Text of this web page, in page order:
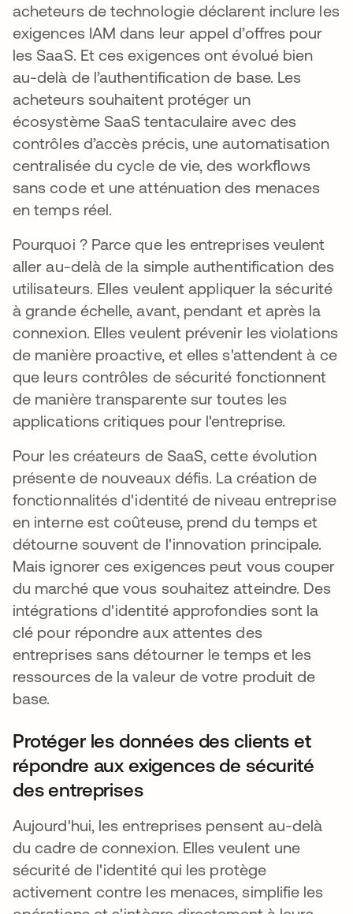
acheteurs de technologie déclarent inclure les
exigences IAM dans leur appel d’offres pour
les SaaS. Et ces exigences ont évolué bien
au-delà de l’authentification de base. Les
acheteurs souhaitent protéger un
écosystème SaaS tentaculaire avec des
contrôles d’accès précis, une automatisation
centralisée du cycle de vie, des workflows
sans code et une atténuation des menaces
en temps réel.
Pourquoi ? Parce que les entreprises veulent
aller au-delà de la simple authentification des
utilisateurs. Elles veulent appliquer la sécurité
à grande échelle, avant, pendant et après la
connexion. Elles veulent prévenir les violations
de manière proactive, et elles s'attendent à ce
que leurs contrôles de sécurité fonctionnent
de manière transparente sur toutes les
applications critiques pour l'entreprise.
Pour les créateurs de SaaS, cette évolution
présente de nouveaux défis. La création de
fonctionnalités d'identité de niveau entreprise
en interne est coûteuse, prend du temps et
détourne souvent de l'innovation principale.
Mais ignorer ces exigences peut vous couper
du marché que vous souhaitez atteindre. Des
intégrations d'identité approfondies sont la
clé pour répondre aux attentes des
entreprises sans détourner le temps et les
ressources de la valeur de votre produit de
base.
Protéger les données des clients et
répondre aux exigences de sécurité
des entreprises
Aujourd'hui, les entreprises pensent au-delà
du cadre de connexion. Elles veulent une
sécurité de l'identité qui les protège
activement contre les menaces, simplifie les